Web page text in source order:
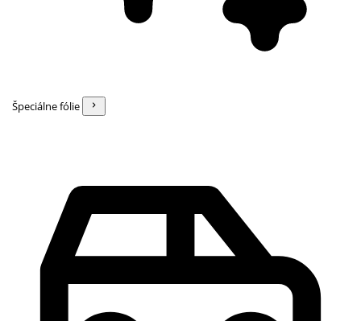
Špeciálne fólie